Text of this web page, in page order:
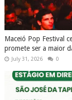
Maceió Pop Festival
promete ser a maior
July 31, 2026 0